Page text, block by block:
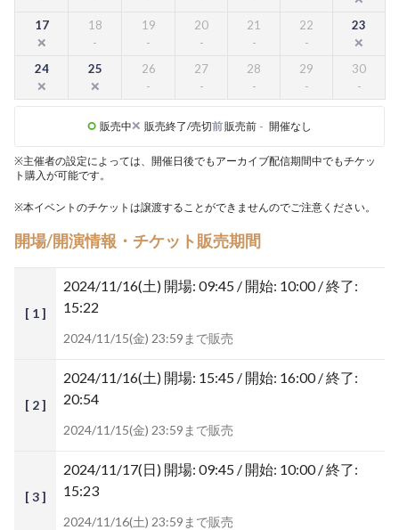
17 18 19 20 21 22 23
24 25 26 27 28 29 30
販売中 販売終了/売切前販売前 - 開催なし
※主催者の設定によっては、開催日後でもアーカイブ配信期間中でもチケッ
ト購入が可能です。
※本イベントのチケットは譲渡することができませんのでご注意ください。
開場/開演情報・チケット販売期間
[ 1 ]
2024/11/16(土) 開場: 09:45 / 開始: 10:00 / 終了:
15:22
2024/11/15(金) 23:59まで販売
[ 2 ]
2024/11/16(土) 開場: 15:45 / 開始: 16:00 / 終了:
20:54
2024/11/15(金) 23:59まで販売
[ 3 ]
2024/11/17(日) 開場: 09:45 / 開始: 10:00 / 終了:
15:23
2024/11/16(土) 23:59まで販売